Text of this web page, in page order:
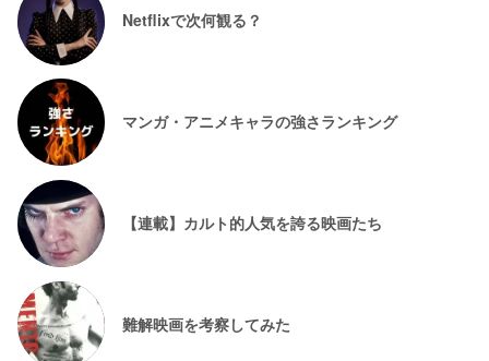
Netflixで次何観る？
マンガ・アニメキャラの強さランキング
【連載】カルト的人気を誇る映画たち
難解映画を考察してみた